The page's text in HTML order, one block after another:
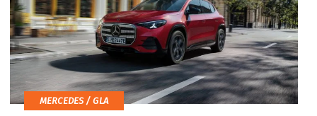
MERCEDES / GLA